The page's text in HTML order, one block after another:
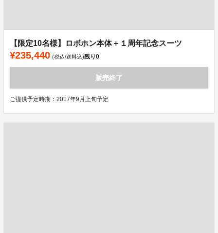
【限定10名様】ロボホン本体＋１周年記念スーツ
¥235,440 (税込/送料込)残り0
販売終了
ご提供予定時期：2017年9月上旬予定